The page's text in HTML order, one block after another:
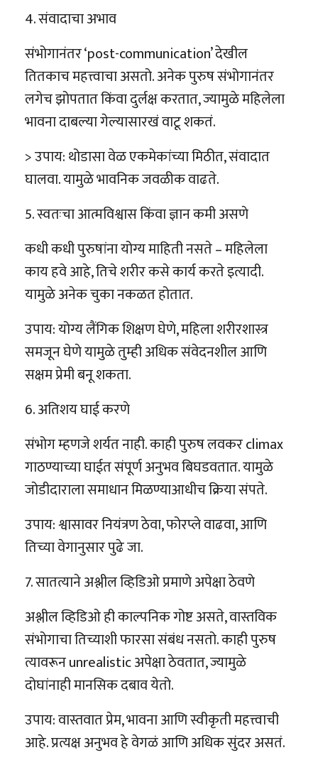
4. संवादाचा अभाव
संभोगानंतर ‘post-communication’ देखील
तितकाच महत्त्वाचा असतो. अनेक पुरुष संभोगानंतर
लगेच झोपतात किंवा दुर्लक्ष करतात, ज्यामुळे महिलेला
भावना दाबल्या गेल्यासारखं वाटू शकतं.
> उपाय: थोडासा वेळ एकमेकांच्या मिठीत, संवादात
घालवा. यामुळे भावनिक जवळीक वाढते.
5. स्वतःचा आत्मविश्वास किंवा ज्ञान कमी असणे
कधी कधी पुरुषांना योग्य माहिती नसते – महिलेला
काय हवे आहे, तिचे शरीर कसे कार्य करते इत्यादी.
यामुळे अनेक चुका नकळत होतात.
उपाय: योग्य लैंगिक शिक्षण घेणे, महिला शरीरशास्त्र
समजून घेणे यामुळे तुम्ही अधिक संवेदनशील आणि
सक्षम प्रेमी बनू शकता.
6. अतिशय घाई करणे
संभोग म्हणजे शर्यत नाही. काही पुरुष लवकर climax
गाठण्याच्या घाईत संपूर्ण अनुभव बिघडवतात. यामुळे
जोडीदाराला समाधान मिळण्याआधीच क्रिया संपते.
उपाय: श्वासावर नियंत्रण ठेवा, फोरप्ले वाढवा, आणि
तिच्या वेगानुसार पुढे जा.
7. सातत्याने अश्लील व्हिडिओ प्रमाणे अपेक्षा ठेवणे
अश्लील व्हिडिओ ही काल्पनिक गोष्ट असते, वास्तविक
संभोगाचा तिच्याशी फारसा संबंध नसतो. काही पुरुष
त्यावरून unrealistic अपेक्षा ठेवतात, ज्यामुळे
दोघांनाही मानसिक दबाव येतो.
उपाय: वास्तवात प्रेम, भावना आणि स्वीकृती महत्त्वाची
आहे. प्रत्यक्ष अनुभव हे वेगळं आणि अधिक सुंदर असतं.